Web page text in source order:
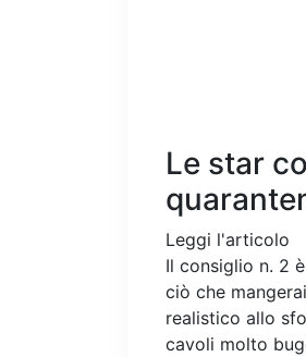
Le star
Leggi l'articolo
Il consiglio n. 2
ciò che
realistico allo
cavoli molto